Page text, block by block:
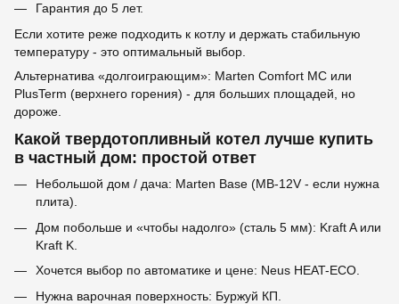
Гарантия до 5 лет.
Если хотите реже подходить к котлу и держать стабильную
температуру - это оптимальный выбор.
Альтернатива «долгоиграющим»: Marten Comfort MC или
PlusTerm (верхнего горения) - для больших площадей, но
дороже.
Какой твердотопливный котел лучше купить
в частный дом: простой ответ
Небольшой дом / дача: Marten Base (MB-12V - если нужна
плита).
Дом побольше и «чтобы надолго» (сталь 5 мм): Kraft A или
Kraft K.
Хочется выбор по автоматике и цене: Neus HEAT-ECO.
Нужна варочная поверхность: Буржуй КП.